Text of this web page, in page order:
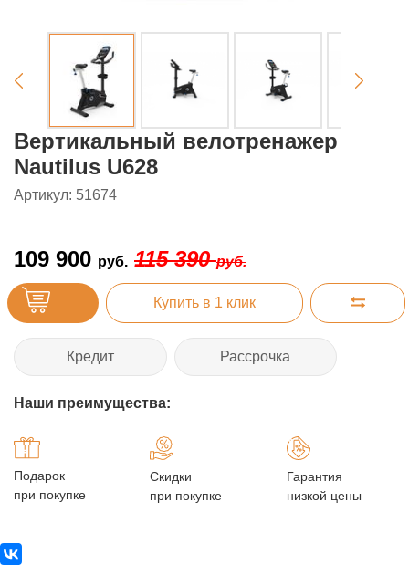
Вертикальный велотренажер
Nautilus U628
Артикул: 51674
109 900 руб. 115 390руб.
Купить в 1 клик
Кредит Рассрочка
Наши преимущества:
Подарок
при покупке
Скидки
при покупке
Гарантия
низкой цены